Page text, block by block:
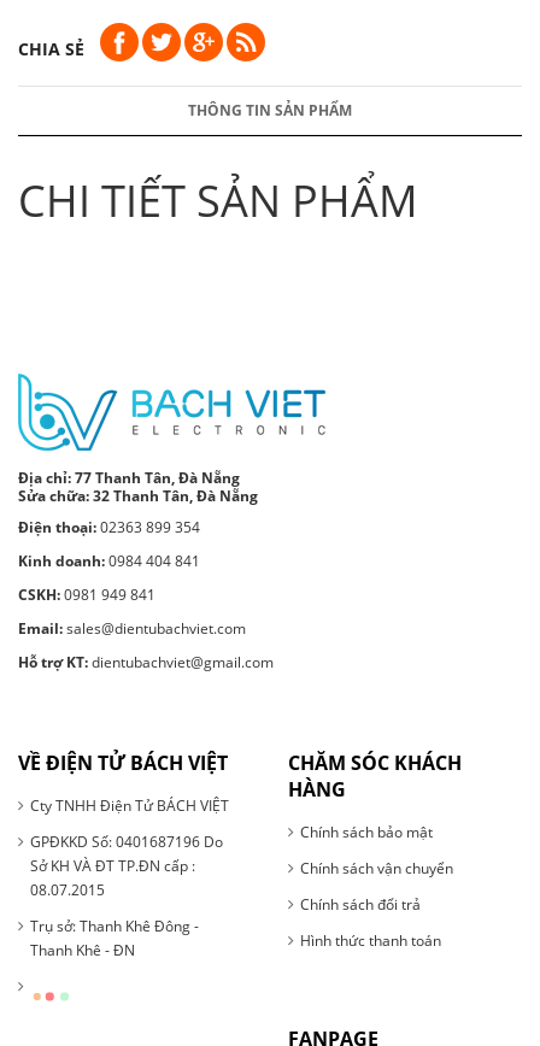
CHIA SẺ
THÔNG TIN SẢN PHẨM
CHI TIẾT SẢN PHẨM
Địa chỉ:77 Thanh Tân, Đà Nẵng
Sửa chữa: 32 Thanh Tân, Đà Nẵng
Điện thoại:02363 899 354
Kinh doanh:0984 404 841
CSKH:0981 949 841
Email:sales@dientubachviet.com
Hỗ trợ KT:dientubachviet@gmail.com
VỀ ĐIỆN TỬ BÁCH VIỆT
Cty TNHH Điện Tử BÁCH VIỆT
GPĐKKD Số: 0401687196 Do
Sở KH VÀ ĐT TP.ĐN cấp :
08.07.2015
Trụ sở: Thanh Khê Đông -
Thanh Khê - ĐN
CHĂM SÓC KHÁCH
HÀNG
Chính sách bảo mật
Chính sách vận chuyển
Chính sách đổi trả
Hình thức thanh toán
FANPAGE